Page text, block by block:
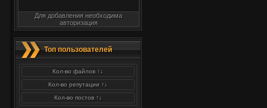
Для добавления необходима
авторизация
Топ пользователей
Кол-во файлов ↑↓
Кол-во репутации ↑↓
Кол-во постов ↑↓